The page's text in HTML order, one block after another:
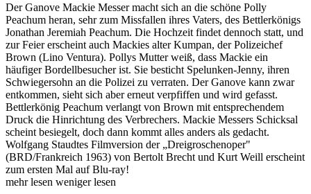
Der Ganove Mackie Messer macht sich an die schöne Polly
Peachum heran, sehr zum Missfallen ihres Vaters, des Bettlerkönigs
Jonathan Jeremiah Peachum. Die Hochzeit findet dennoch statt, und
zur Feier erscheint auch Mackies alter Kumpan, der Polizeichef
Brown (Lino Ventura). Pollys Mutter weiß, dass Mackie ein
häufiger Bordellbesucher ist. Sie besticht Spelunken-Jenny, ihren
Schwiegersohn an die Polizei zu verraten. Der Ganove kann zwar
entkommen, sieht sich aber erneut verpfiffen und wird gefasst.
Bettlerkönig Peachum verlangt von Brown mit entsprechendem
Druck die Hinrichtung des Verbrechers. Mackie Messers Schicksal
scheint besiegelt, doch dann kommt alles anders als gedacht.
Wolfgang Staudtes Filmversion der „Dreigroschenoper"
(BRD/Frankreich 1963) von Bertolt Brecht und Kurt Weill erscheint
zum ersten Mal auf Blu-ray!
mehr lesen weniger lesen